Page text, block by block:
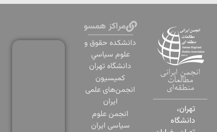
انجمن ایرانی
مطالعات
منطقه‌ای
تهران،
دانشگاه
مراکز همسو
دانشكده حقوق و
علوم سياسي
دانشگاه تهران
کمیسیون
انجمن‌های علمی
ایران
انجمن علوم
سیاسی ایران